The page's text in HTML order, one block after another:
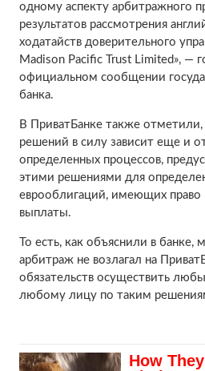
одному аспекту арбитражного
результатов рассмотрения
ходатайств доверительного
Madison Pacific Trust Limited», —
официальном сообщении
банка.
В ПриватБанке также отметили,
решений в силу зависит еще и
определенных процессов,
этими решениями для
еврооблигаций, имеющих право
выплаты.
То есть, как объяснили в
арбитраж не возлагал на
обязательств осуществить
любому лицу по таким